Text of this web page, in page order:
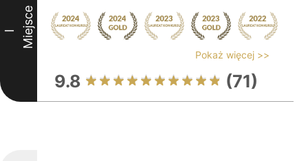
I Miejsce
Pokaż więcej >>
9.8 (71)